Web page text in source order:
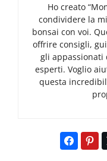
Ho creato
condividere la
bonsai con voi.
offrire consigli,
gli
esperti. Voglio
questa